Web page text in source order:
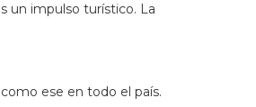
un impulso turístico. La
ese en todo el país.